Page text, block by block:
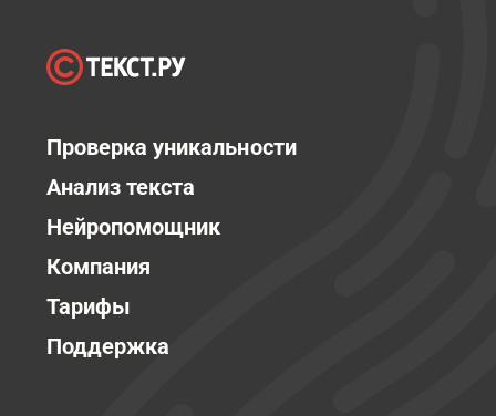
Проверка уникальности
Анализ текста
Нейропомощник
Компания
Тарифы
Поддержка